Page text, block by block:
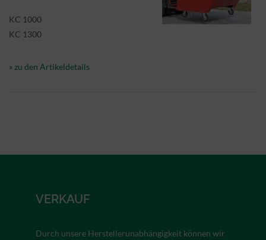
KC 1000
KC 1300
» zu den Artikeldetails
VERKAUF
Durch unsere Herstellerunabhängigkeit können wir